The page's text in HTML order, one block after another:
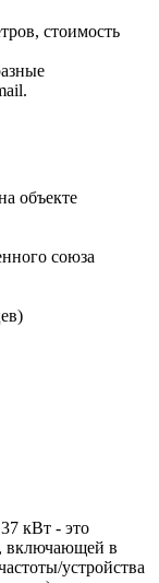
стоимость
кВт - это
включающей в
устройства